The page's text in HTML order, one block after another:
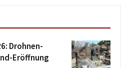
Drohnen-
Eröffnung